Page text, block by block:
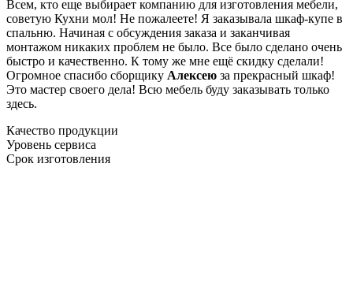
Всем, кто еще выбирает компанию для изготовления мебели,
советую Кухни мол! Не пожалеете! Я заказывала шкаф-купе в
спальню. Начиная с обсуждения заказа и заканчивая
монтажом никаких проблем не было. Все было сделано очень
быстро и качественно. К тому же мне ещё скидку сделали!
Огромное спасибо сборщику Алексею за прекрасный шкаф!
Это мастер своего дела! Всю мебель буду заказывать только
здесь.
Качество продукции
Уровень сервиса
Срок изготовления